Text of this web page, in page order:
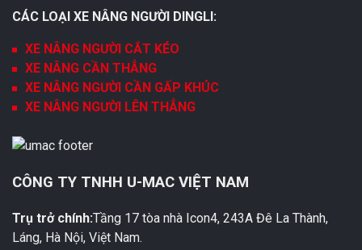
CÁC LOẠI XE NÂNG NGƯỜI DINGLI:
XE NÂNG NGƯỜI CẮT KÉO
XE NÂNG CẦN THẲNG
XE NÂNG NGƯỜI CẦN GẤP KHÚC
XE NÂNG NGƯỜI LÊN THẲNG
CÔNG TY TNHH U-MAC VIỆT NAM
Trụ trở chính:Tầng 17 tòa nhà Icon4, 243A Đê La Thành,
Láng, Hà Nội, Việt Nam.